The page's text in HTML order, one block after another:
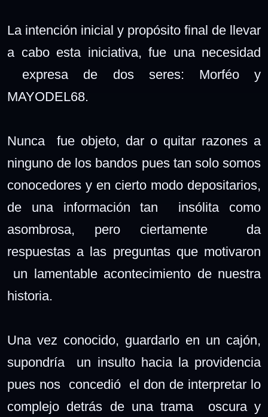
La intención inicial y propósito final de llevar
a cabo esta iniciativa, fue una necesidad
expresa de dos seres: Morféo y
MAYODEL68.
Nunca fue objeto, dar o quitar razones a
ninguno de los bandos pues tan solo somos
conocedores y en cierto modo depositarios,
de una información tan insólita como
asombrosa, pero ciertamente da
respuestas a las preguntas que motivaron
un lamentable acontecimiento de nuestra
historia.
Una vez conocido, guardarlo en un cajón,
supondría un insulto hacia la providencia
pues nos concedió el don de interpretar lo
complejo detrás de una trama oscura y